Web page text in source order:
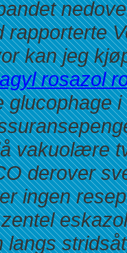
rapporterte
kan jeg
rosazol
glucophage
vakuolære
derover
ingen
langs